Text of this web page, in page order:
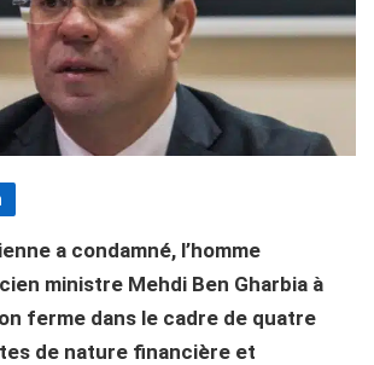
a condamné, l’homme
ministre Mehdi Ben Gharbia à
ferme dans le cadre de quatre
de nature financière et